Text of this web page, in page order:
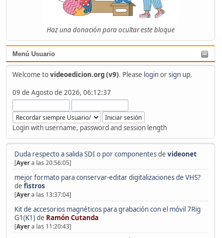
Haz una donación para ocultar este bloque
Menú Usuario
Welcome tovideoedicion.org (v9). Please loginorsign up.
09 de Agosto de 2026, 06:12:37
Login with username, password and session length
Duda respecto a salida SDI o por componentesde videonet
[Ayera las 20:56:05]
mejor formato para conservar-editar digitalizaciones de VHS?
de fistros
[Ayera las 13:37:04]
Kit de accesorios magnéticos para grabación con el móvil 7Rig
G1(K1)de Ramón Cutanda
[Ayera las 11:20:43]